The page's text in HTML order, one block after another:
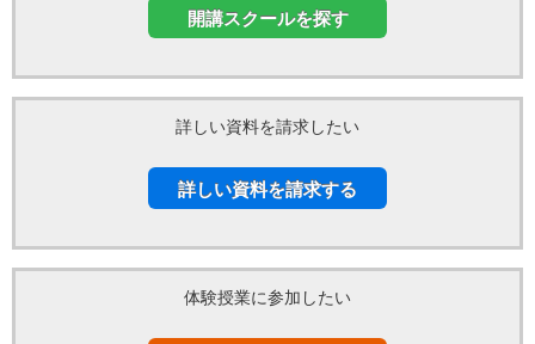
開講スクールを探す
詳しい資料を請求したい
詳しい資料を請求する
体験授業に参加したい